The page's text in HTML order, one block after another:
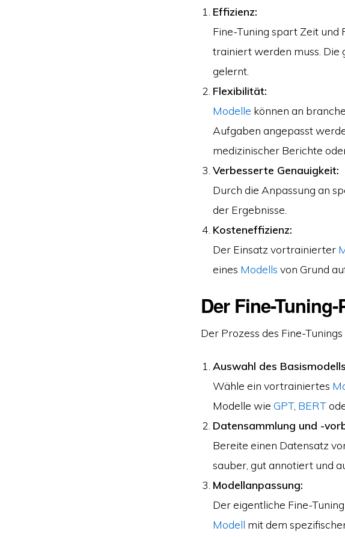
Effizienz:
Fine-Tuning spart Zeit und
trainiert werden muss. Die
gelernt.
Flexibilität:
Modelle können an
Aufgaben angepasst
medizinischer Berichte
Verbesserte Genauigkeit:
Durch die Anpassung an
der Ergebnisse.
Kosteneffizienz:
Der Einsatz vortrainierter
eines Modells von Grund
Der Fine-
Der Prozess des Fine-
Auswahl des
Wähle ein vortrainiertes
Modelle wieGPT, BERT
Datensammlung und -
Bereite einen Datensatz
sauber, gut annotiert und
Modellanpassung:
Der eigentliche Fine-
Modell mit dem